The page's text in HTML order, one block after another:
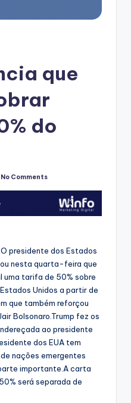
que
do
No Comments
presidente dos Estados
nesta quarta-feira que
uma tarifa de 50% sobre
Unidos a partir de
que também reforçou
Bolsonaro.Trump fez os
ao presidente
dos EUA tem
nações emergentes
importante.A carta
será separada de